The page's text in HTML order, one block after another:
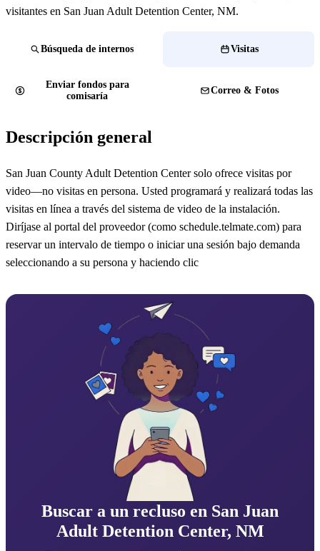
visitantes en San Juan Adult Detention Center, NM.
Búsqueda de internos Visitas
Enviar fondos para
comisaría
Correo & Fotos
Descripción general
San Juan County Adult Detention Center solo ofrece visitas por
video—no visitas en persona. Usted programará y realizará todas las
visitas en línea a través del sistema de video de la instalación.
Diríjase al portal del proveedor (como schedule.telmate.com) para
reservar un intervalo de tiempo o iniciar una sesión bajo demanda
seleccionando a su persona y haciendo clic
Buscar a un recluso en San Juan
Adult Detention Center, NM